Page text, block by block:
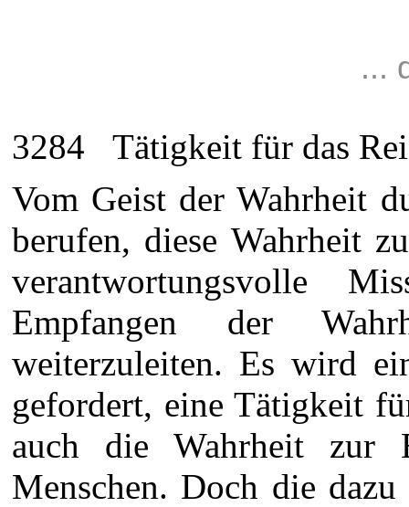
...
3284 Tätigkeit für das
Vom Geist der Wahrheit
berufen, diese Wahrheit
verantwortungsvolle
Empfangen der
weiterzuleiten. Es wird
gefordert, eine Tätigkeit
auch die Wahrheit zur
Menschen. Doch die